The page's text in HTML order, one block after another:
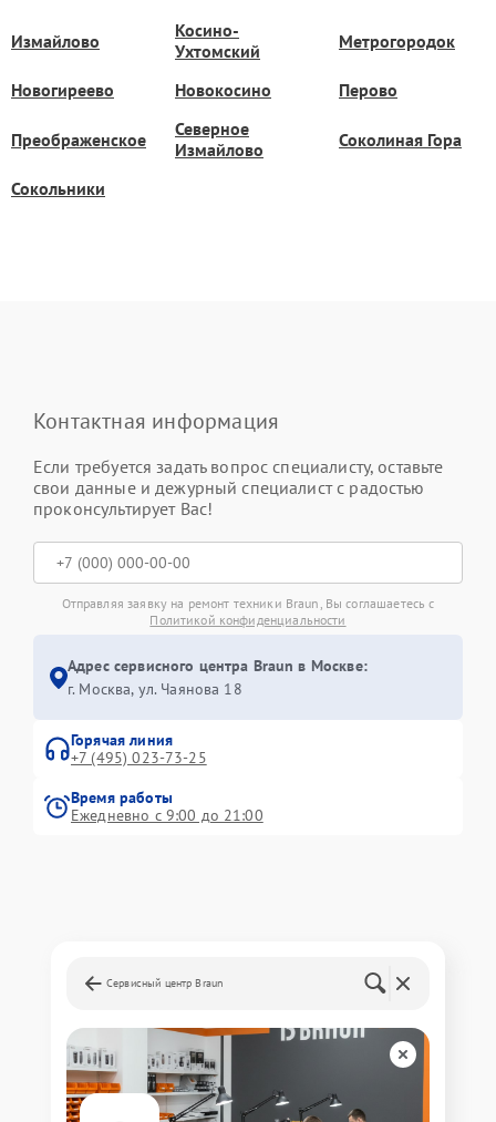
Измайлово
Косино-
Ухтомский
Метрогородок
Новогиреево Новокосино Перово
Преображенское
Северное
Измайлово
Соколиная Гора
Сокольники
Контактная информация
Если требуется задать вопрос специалисту, оставьте
свои данные и дежурный специалист с радостью
проконсультирует Вас!
Отправляя заявку на ремонт техники Braun, Вы соглашаетесь с
Политикой конфиденциальности
Адрес сервисного центра Braun в Москве:
г. Москва, ул. Чаянова 18
Горячая линия
+7 (495) 023-73-25
Время работы
Ежедневно с 9:00 до 21:00
Сервисный центр Braun